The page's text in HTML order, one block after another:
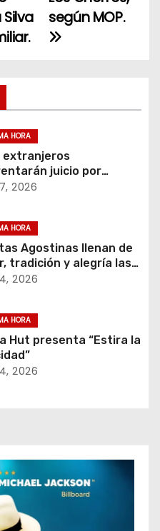
según MOP.
HORA
extranjeros
juicio por
1,102 kilos de
2026
HORA
Agostinas llenan de
tradición y alegría las
de San Salvador
2026
HORA
Hut presenta “Estira la
2026